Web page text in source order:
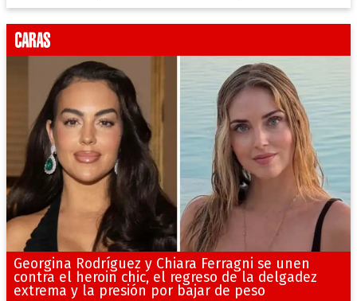
Georgina Rodríguez y Chiara Ferragni se unen
contra el heroin chic, el regreso de la delgadez
extrema y la presión por bajar de peso